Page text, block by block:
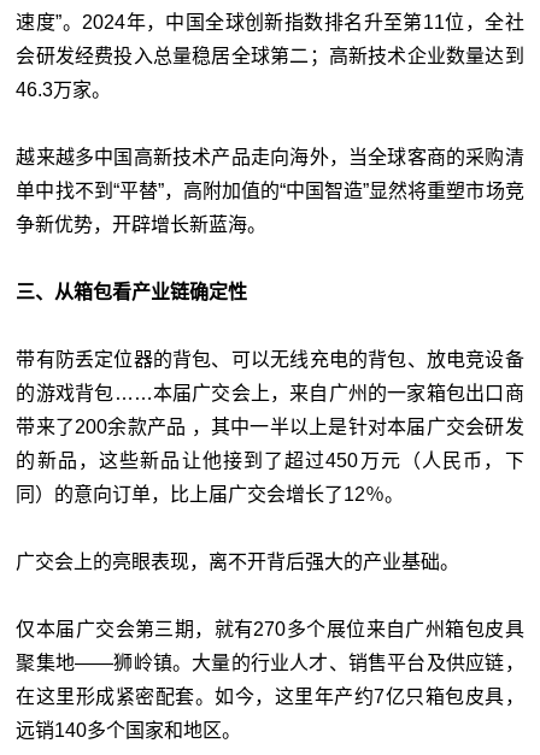
速度”。2024年，中国全球创新指数排名升至第11位，全社
会研发经费投入总量稳居全球第二；高新技术企业数量达到
46.3万家。
越来越多中国高新技术产品走向海外，当全球客商的采购清
单中找不到“平替”，高附加值的“中国智造”显然将重塑市场竞
争新优势，开辟增长新蓝海。
三、从箱包看产业链确定性
带有防丢定位器的背包、可以无线充电的背包、放电竞设备
的游戏背包……本届广交会上，来自广州的一家箱包出口商
带来了200余款产品 ，其中一半以上是针对本届广交会研发
的新品，这些新品让他接到了超过450万元（人民币，下
同）的意向订单，比上届广交会增长了12％。
广交会上的亮眼表现，离不开背后强大的产业基础。
仅本届广交会第三期，就有270多个展位来自广州箱包皮具
聚集地——狮岭镇。大量的行业人才、销售平台及供应链，
在这里形成紧密配套。如今，这里年产约7亿只箱包皮具，
远销140多个国家和地区。